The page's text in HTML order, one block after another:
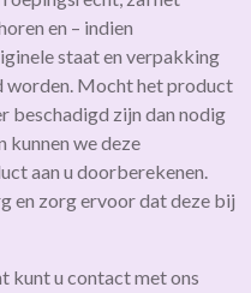
en – indien
staat en verpakking
worden. Mocht het product
beschadigd zijn dan nodig
kunnen we deze
aan u doorberekenen.
en zorg ervoor dat deze bij
kunt u contact met ons